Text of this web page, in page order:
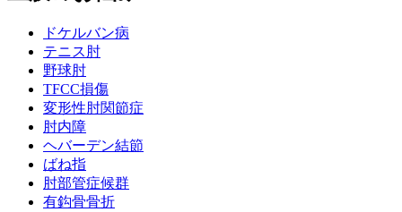
ドケルバン病
テニス肘
野球肘
TFCC損傷
変形性肘関節症
肘内障
ヘバーデン結節
ばね指
肘部管症候群
有鈎骨骨折